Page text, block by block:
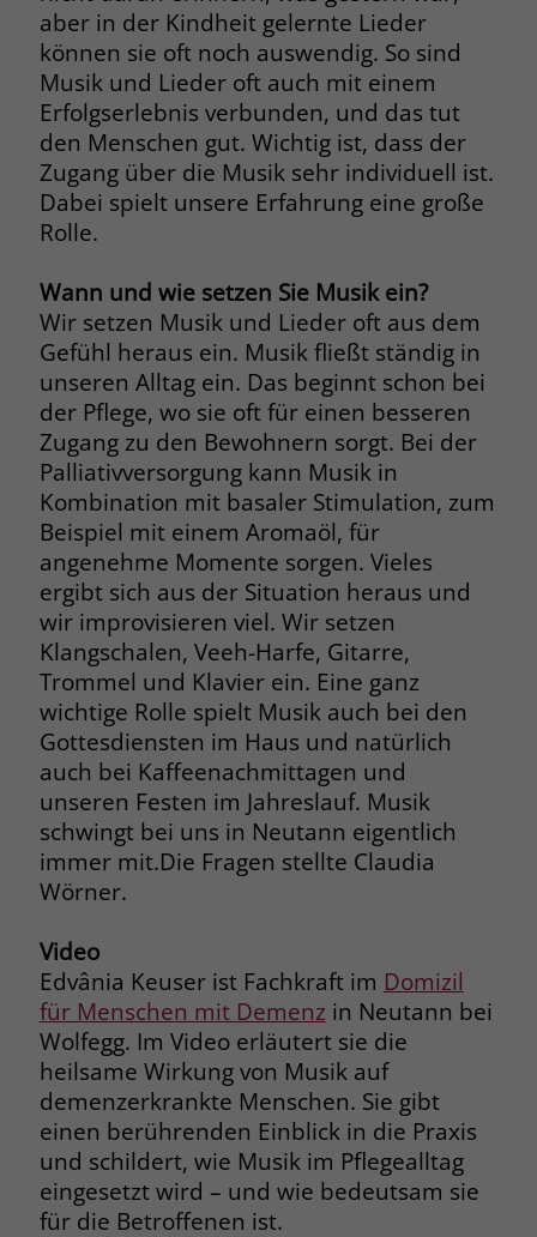
aber in der Kindheit gelernte Lieder
können sie oft noch auswendig. So sind
Musik und Lieder oft auch mit einem
Erfolgserlebnis verbunden, und das tut
den Menschen gut. Wichtig ist, dass der
Zugang über die Musik sehr individuell ist.
Dabei spielt unsere Erfahrung eine große
Rolle.
Wann und wie setzen Sie Musik ein?
Wir setzen Musik und Lieder oft aus dem
Gefühl heraus ein. Musik fließt ständig in
unseren Alltag ein. Das beginnt schon bei
der Pflege, wo sie oft für einen besseren
Zugang zu den Bewohnern sorgt. Bei der
Palliativversorgung kann Musik in
Kombination mit basaler Stimulation, zum
Beispiel mit einem Aromaöl, für
angenehme Momente sorgen. Vieles
ergibt sich aus der Situation heraus und
wir improvisieren viel. Wir setzen
Klangschalen, Veeh-Harfe, Gitarre,
Trommel und Klavier ein. Eine ganz
wichtige Rolle spielt Musik auch bei den
Gottesdiensten im Haus und natürlich
auch bei Kaffeenachmittagen und
unseren Festen im Jahreslauf. Musik
schwingt bei uns in Neutann eigentlich
immer mit.Die Fragen stellte Claudia
Wörner.
Video
Edvânia Keuser ist Fachkraft im Domizil
für Menschen mit Demenz in Neutann bei
Wolfegg. Im Video erläutert sie die
heilsame Wirkung von Musik auf
demenzerkrankte Menschen. Sie gibt
einen berührenden Einblick in die Praxis
und schildert, wie Musik im Pflegealltag
eingesetzt wird – und wie bedeutsam sie
für die Betroffenen ist.
Name _fbp
Anbieter Facebook
Laufzeit 3 Monate
Zweck
Der Zweck von _fbp ist vollständig auf
Cookie ist ein Erstanbieter-Cookie, d. h.
Facebook platziert es, während ein
Verbraucher auf Facebook ist. Dieses
Cookie verfolgt die Besuche eines
Nutzers auf verschiedenen Websites
und meldet dieses Verhalten an
Facebook. Facebook kann dann die
gesammelten Daten nutzen, um den
Nutzer besser zu verstehen und
bessere, relevantere Werbung zu
zeigen. Das _fbp-Cookie sammelt keine
persönlich identifizierbaren
Informationen und wird von Facebook
nur platziert, um Daten an das
Unternehmen zurückzusenden.